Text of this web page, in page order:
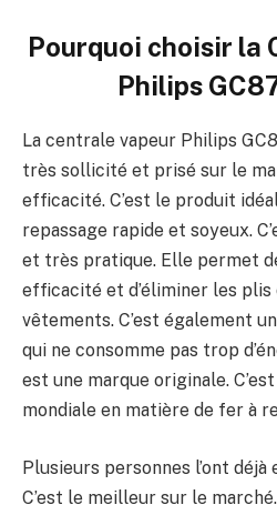
Pourquoi choisir la
Philips
La centrale vapeur Philips
très sollicité et prisé sur le
efficacité. C’est le produit
repassage rapide et soyeux.
et très pratique. Elle permet
efficacité et d’éliminer les
vêtements. C’est également
qui ne consomme pas trop
est une marque originale.
mondiale en matière de fer à
Plusieurs personnes l’ont déjà
C’est le meilleur sur le